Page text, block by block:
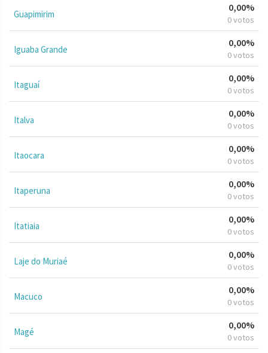
Guapimirim
0,00%
0 votos
Iguaba Grande
0,00%
0 votos
Itaguaí
0,00%
0 votos
Italva
0,00%
0 votos
Itaocara
0,00%
0 votos
Itaperuna
0,00%
0 votos
Itatiaia
0,00%
0 votos
Laje do Muriaé
0,00%
0 votos
Macuco
0,00%
0 votos
Magé
0,00%
0 votos